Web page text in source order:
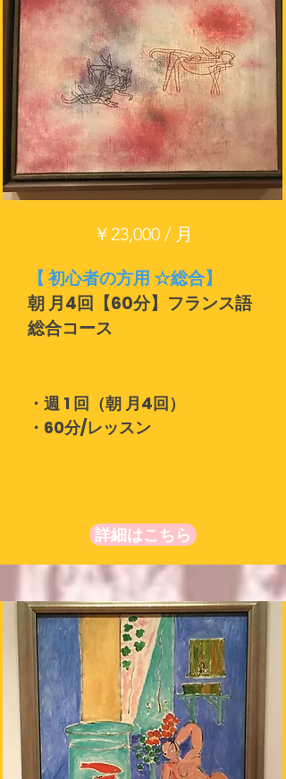
￥23,000 / 月
【 初心者の方用 ☆総合】
朝 月4回【60分】フランス語
総合コース
・週 1 回（朝 月4回）
・60分/レッスン
詳細はこちら